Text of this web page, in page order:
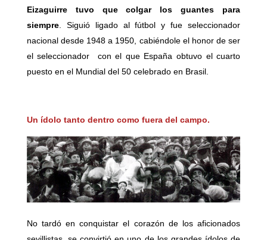
Eizaguirre tuvo que colgar los guantes para
siempre. Siguió ligado al fútbol y fue seleccionador
nacional desde 1948 a 1950, cabiéndole el honor de ser
el seleccionador con el que España obtuvo el cuarto
puesto en el Mundial del 50 celebrado en Brasil.
Un ídolo tanto dentro como fuera del campo.
No tardó en conquistar el corazón de los aficionados